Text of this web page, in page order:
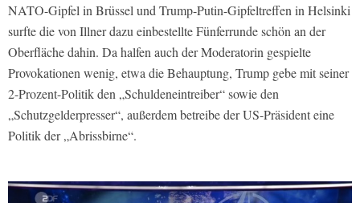
NATO-Gipfel in Brüssel und Trump-Putin-Gipfeltreffen in Helsinki
surfte die von Illner dazu einbestellte Fünferrunde schön an der
Oberfläche dahin. Da halfen auch der Moderatorin gespielte
Provokationen wenig, etwa die Behauptung, Trump gebe mit seiner
2-Prozent-Politik den „Schuldeneintreiber“ sowie den
„Schutzgelderpresser“, außerdem betreibe der US-Präsident eine
Politik der „Abrissbirne“.